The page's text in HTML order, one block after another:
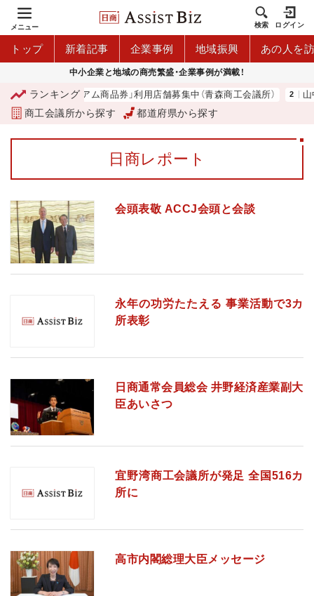
メニュー 検索 ログイン
トップ 新着記事 企業事例 地域振興 あの人を
中小企業と地域の商売繁盛・企業事例が満載！
ランキング
「青森市プレミアム商品券」利用店舗募集中（青森商工会議所） 山中
商工会議所から探す 都道府県から探す
日商レポート
会頭表敬 ACCJ会頭と会談
永年の功労たたえる 事業活動で3カ
所表彰
日商通常会員総会 井野経済産業副大
臣あいさつ
宜野湾商工会議所が発足 全国516カ
所に
高市内閣総理大臣メッセージ